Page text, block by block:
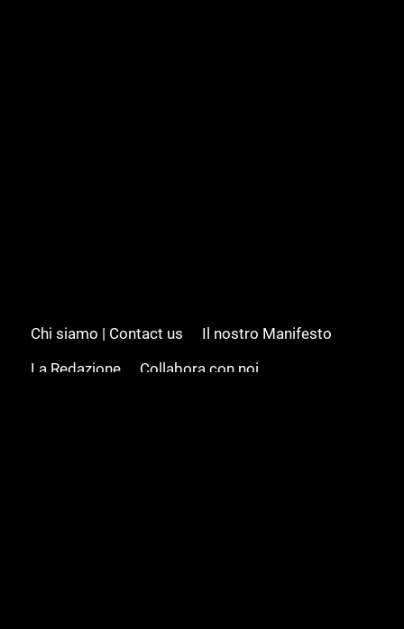
Chi siamo | Contact us
Il nostro Manifesto
La Redazione
Collabora con noi